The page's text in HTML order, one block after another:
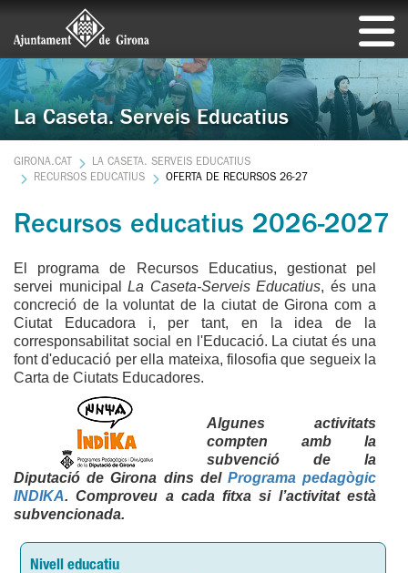
La Caseta. Serveis Educatius
GIRONA.CAT
LA CASETA. SERVEIS EDUCATIUS
RECURSOS EDUCATIUS
OFERTA DE RECURSOS 26-27
Recursos educatius 2026-2027
El programa de Recursos Educatius, gestionat pel
servei municipal La Caseta-Serveis Educatius, és una
concreció de la voluntat de la ciutat de Girona com a
Ciutat Educadora i, per tant, en la idea de la
corresponsabilitat social en l'Educació. La ciutat és una
font d'educació per ella mateixa, filosofia que segueix la
Carta de Ciutats Educadores.
Algunes activitats
compten amb la
subvenció de la
Diputació de Girona dins del Programa pedagògic
INDIKA. Comproveu a cada fitxa si l’activitat està
subvencionada.
Nivell educatiu